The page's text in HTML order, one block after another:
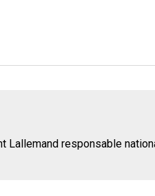
Lallemand responsable